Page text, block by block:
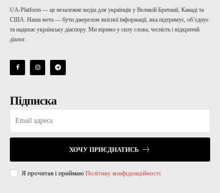
UA-Platform — це незалежне медіа для українців у Великій Британії, Канаді та
США. Наша мета — бути джерелом якісної інформації, яка підтримує, об’єднує
та надихає українську діаспору. Ми віримо у силу слова, чесність і відкритий
діалог.
Підписка
ХОЧУ ПРИЄДНАТИСЬ
Я прочитав і приймаю Політику конфіденційності